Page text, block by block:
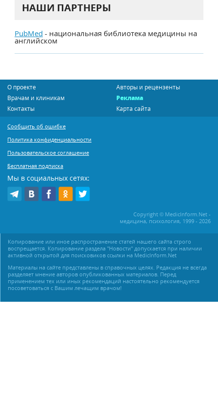
НАШИ ПАРТНЕРЫ
PubMed - национальная библиотека медицины на
английском
О проекте
Авторы и рецензенты
Врачам и клиникам
Реклама
Контакты
Карта сайта
Сообщить об ошибке
Политика конфиденциальности
Пользовательское соглашение
Бесплатная подписка
Мы в социальных сетях:
Copyright © MedicInform.Net -
медицина, психология, 1999 - 2026
Копирование или иное распространение статей нашего сайта строго
воспрещается. Копирование раздела "Новости" допускается при наличии
активной открытой для поисковиков ссылки на MedicInform.Net
Материалы на сайте представлены в справочных целях. Редакция не всегда
разделяет мнение авторов опубликованных материалов. Перед
применением тех или иных рекомендаций настоятельно рекомендуется
посоветоваться с Вашим лечащим врачом!